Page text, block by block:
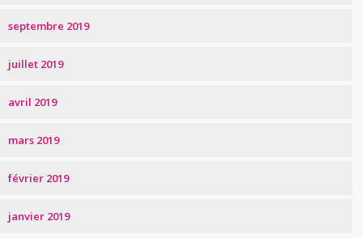
septembre 2019
juillet 2019
avril 2019
mars 2019
février 2019
janvier 2019